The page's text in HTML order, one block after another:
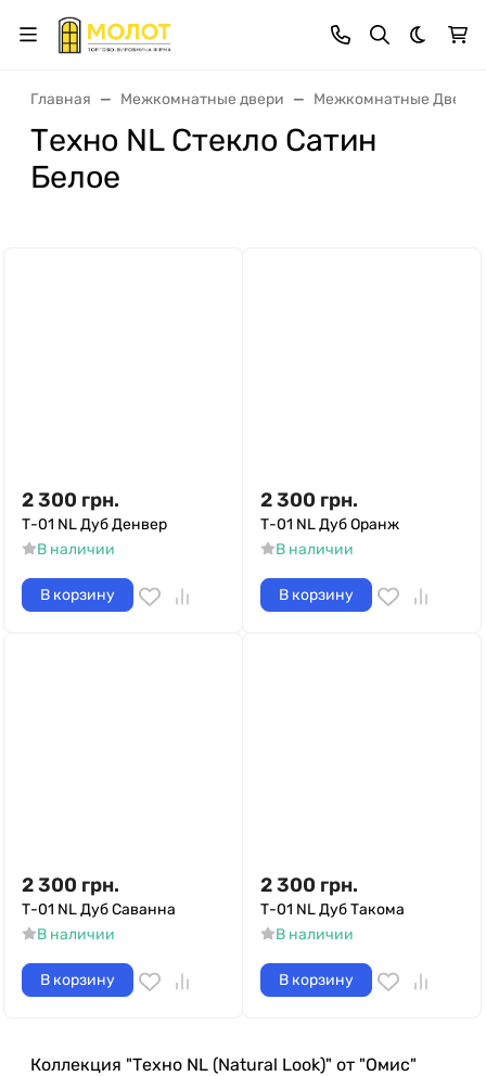
Темная
Главная Межкомнатные двери Межкомнатные Двери
Техно NL Стекло Сатин
Белое
2 300 грн.
Т-01 NL Дуб Денвер
В наличии
В корзину
2 300 грн.
Т-01 NL Дуб Оранж
В наличии
В корзину
2 300 грн.
Т-01 NL Дуб Саванна
В наличии
В корзину
2 300 грн.
Т-01 NL Дуб Такома
В наличии
В корзину
Коллекция "Техно NL (Natural Look)" от "Омис"